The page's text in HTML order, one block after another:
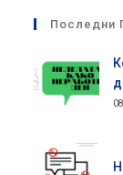
Последни